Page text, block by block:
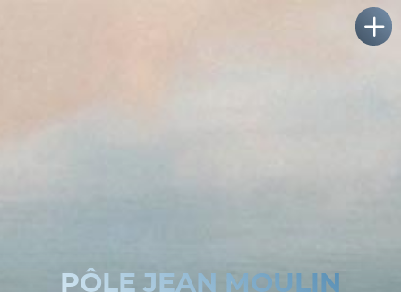
PÔLE JEAN MOULIN